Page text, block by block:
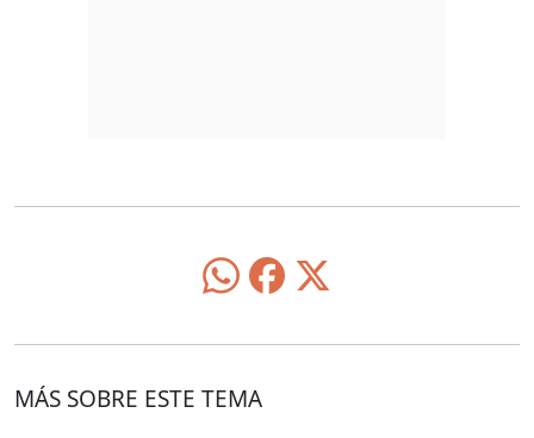
MÁS SOBRE ESTE TEMA